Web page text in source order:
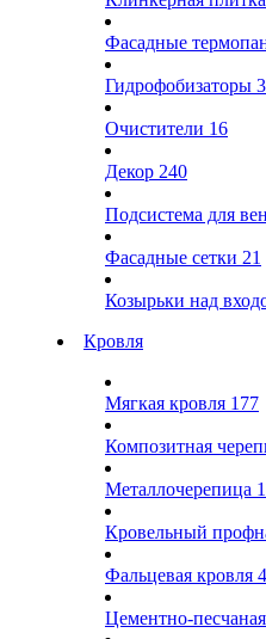
Фасадные
Гидрофобизаторы
Очистители 16
Декор 240
Подсистема для
Фасадные сетки 21
Козырьки над
Кровля
Мягкая кровля 177
Композитная
Металлочерепица
Кровельный
Фальцевая кровля
Цементно-